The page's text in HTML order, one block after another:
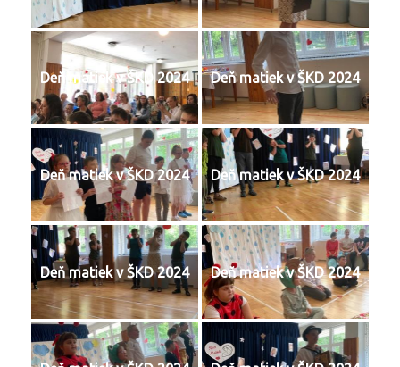
Deň matiek v ŠKD 2024 Deň matiek v ŠKD 2024
Deň matiek v ŠKD 2024 Deň matiek v ŠKD 2024
Deň matiek v ŠKD 2024 Deň matiek v ŠKD 2024